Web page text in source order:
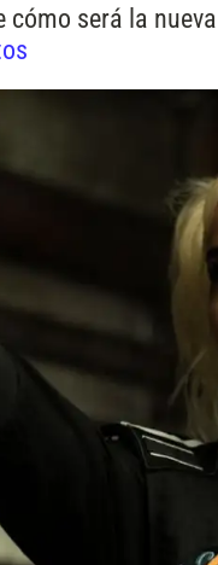
será la